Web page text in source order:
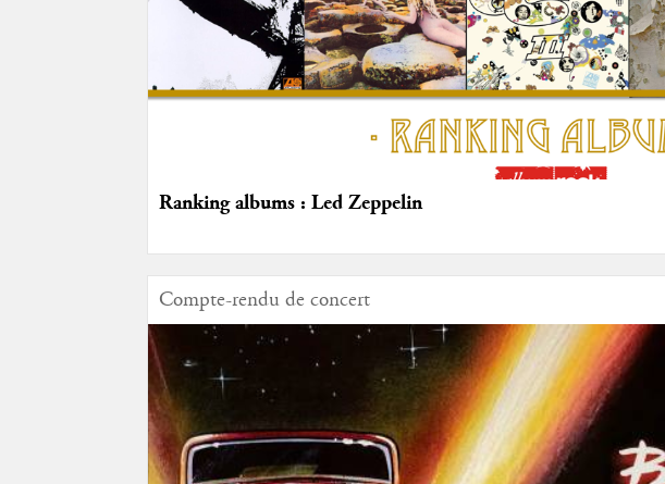
Ranking albums : Led Zeppelin
Compte-rendu de concert